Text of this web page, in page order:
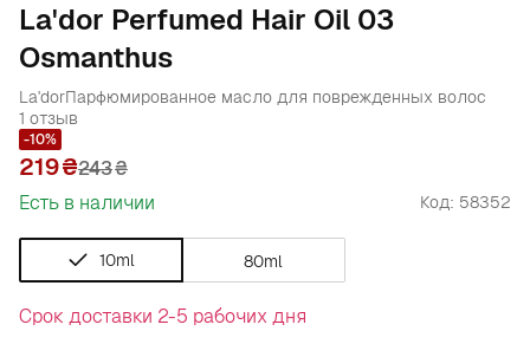
La'dor Perfumed Hair Oil 03
Osmanthus
La'dorПарфюмированное масло для поврежденных волос
1 отзыв
-10%
219 243₴
Есть в наличии
Код: 58352
10ml 80ml
Срок доставки 2-5 рабочих дня